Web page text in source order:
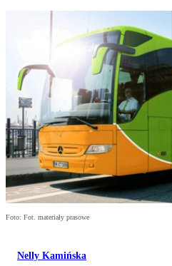
Foto: Fot. materiały prasowe
Nelly Kamińska